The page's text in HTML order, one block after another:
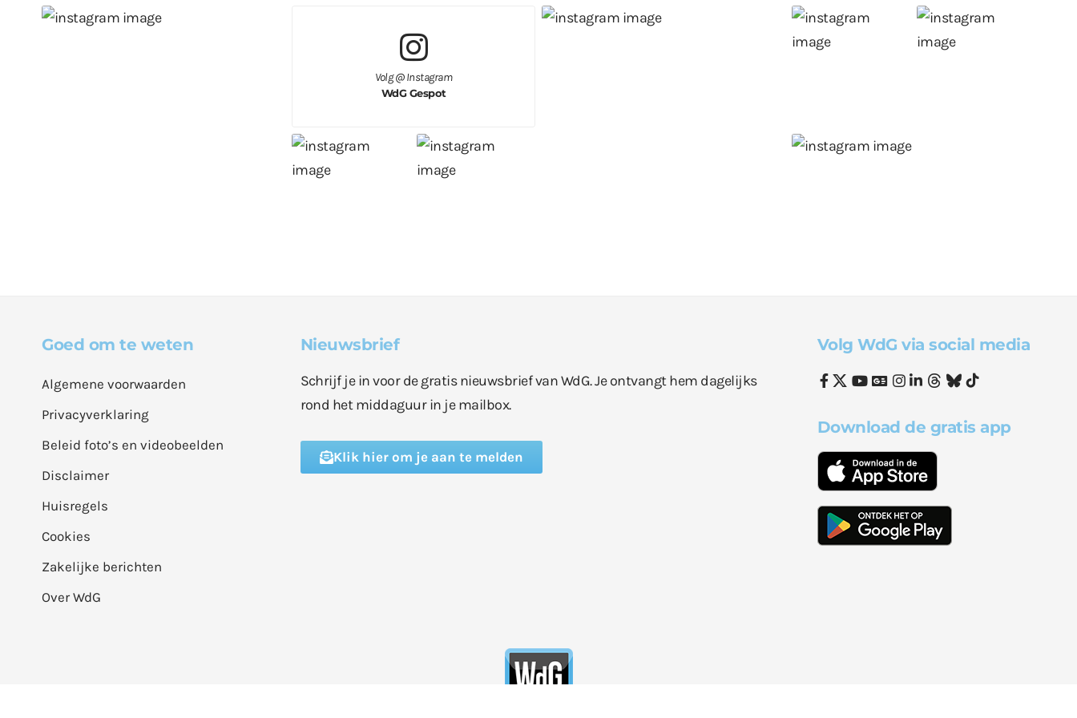
Volg @ Instagram
WdG Gespot
Goed om te weten
Algemene voorwaarden
Privacyverklaring
Beleid foto’s en videobeelden
Disclaimer
Huisregels
Cookies
Zakelijke berichten
Over WdG
Nieuwsbrief
Schrijf je in voor de gratis nieuwsbrief van WdG. Je ontvangt hem dagelijks
rond het middaguur in je mailbox.
Klik hier om je aan te melden
Volg WdG via social media
Download de gratis app